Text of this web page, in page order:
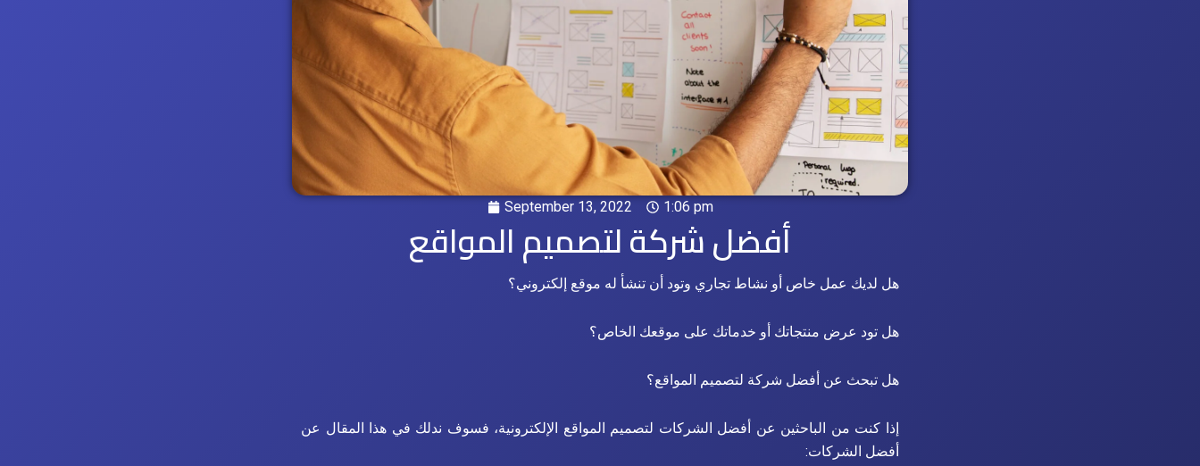
September 13, 2022 1:06 pm
أفضل شركة لتصميم المواقع
هل لديك عمل خاص أو نشاط تجاري وتود أن تنشأ له موقع إلكتروني؟
هل تود عرض منتجاتك أو خدماتك على موقعك الخاص؟
هل تبحث عن أفضل شركة لتصميم المواقع؟
إذا كنت من الباحثين عن أفضل الشركات لتصميم المواقع الإلكترونية، فسوف ندلك في هذا المقال عن
أفضل الشركات: